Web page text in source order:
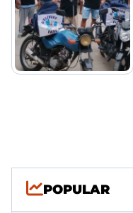
POPULAR